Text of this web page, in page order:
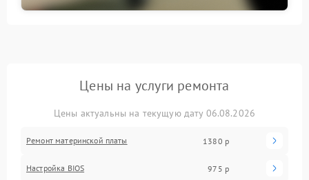
Цены на услуги ремонта
Цены актуальны на текущую дату 06.08.2026
Ремонт материнской платы 1380 р
Настройка BIOS 975 р